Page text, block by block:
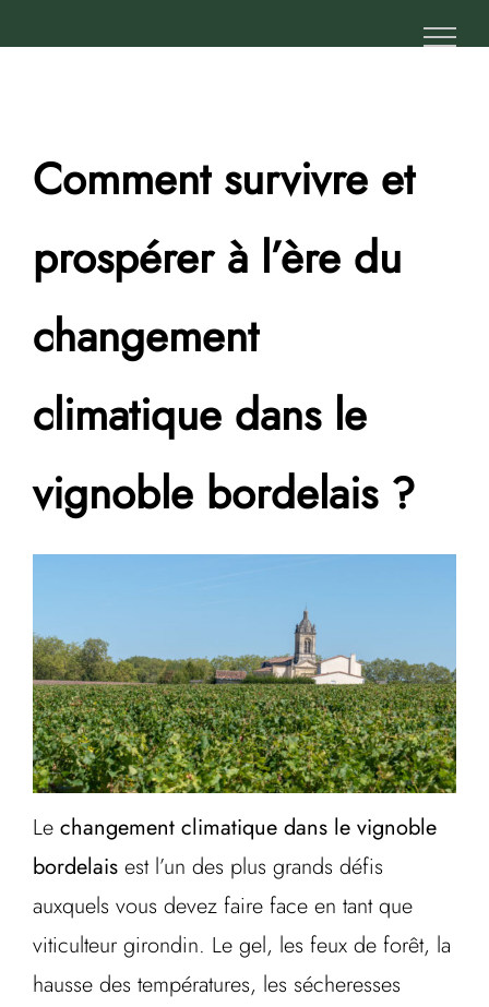
Comment survivre et
prospérer à l’ère du
changement
climatique dans le
vignoble bordelais ?
Le changement climatique dans le vignoble
bordelais est l’un des plus grands défis
auxquels vous devez faire face en tant que
viticulteur girondin. Le gel, les feux de forêt, la
hausse des températures, les sécheresses